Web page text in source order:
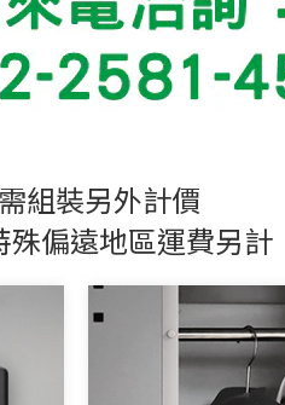
組裝另外計價
偏遠地區運費另計